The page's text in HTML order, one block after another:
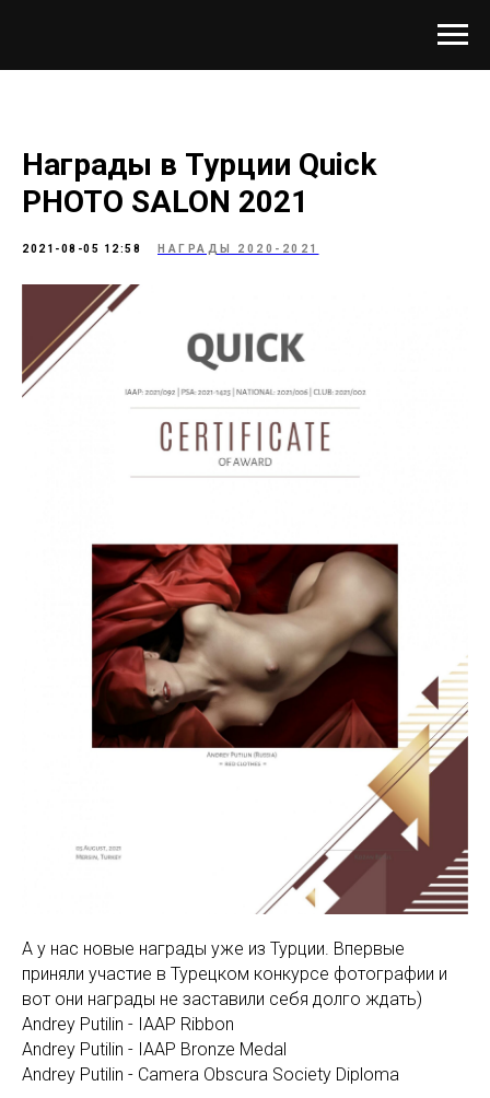
Награды в Турции Quick
PHOTO SALON 2021
2021-08-05 12:58 НАГРАДЫ 2020-2021
А у нас новые награды уже из Турции. Впервые
приняли участие в Турецком конкурсе фотографии и
вот они награды не заставили себя долго ждать)
Andrey Putilin - IAAP Ribbon
Andrey Putilin - IAAP Bronze Medal
Andrey Putilin - Camera Obscura Society Diploma